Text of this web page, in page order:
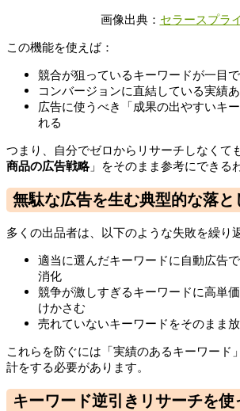
画像出典： セラースプラ
この機能を使えば：
競合が狙っているキーワードが一目
コンバージョンに直結している実績
広告に使うべき「成果の出やすいキ
れる
つまり、自分でゼロからリサーチしなくて
商品の広告戦略 」をそのまま参考にできる
無駄な広告を生む典型的な落と
多くの出品者は、以下のような失敗を繰り
適当に選んだキーワードに自動広告
消化
競争が激しすぎるキーワードに高単
けかさむ
売れていないキーワードをそのまま
これらを防ぐには「実績のあるキーワード
計をする必要があります。
キーワード逆引きリサーチを使